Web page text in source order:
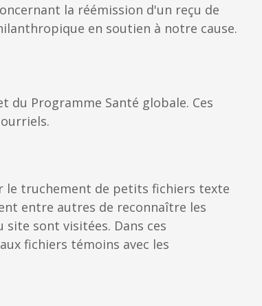
la réémission d'un reçu de
en soutien à notre cause.
Programme Santé globale. Ces
le truchement de petits fichiers texte
entre autres de reconnaître les
sont visitées. Dans ces
fichiers témoins avec les